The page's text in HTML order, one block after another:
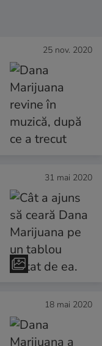
25 nov. 2020
31 mai 2020
18 mai 2020